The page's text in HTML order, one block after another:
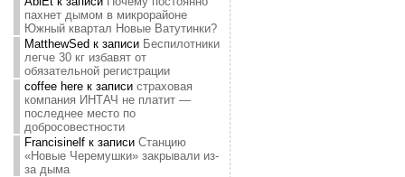
пахнет дымом в микрорайоне
Южный квартал Новые Ватутинки?
MatthewSed к записи Беспилотники
легче 30 кг избавят от
обязательной регистрации
coffee hereк записи страховая
компания ИНТАЧ не платит —
последнее место по
добросовестности
Francisinelfк записи Станцию
«Новые Черемушки» закрывали из-
за дыма